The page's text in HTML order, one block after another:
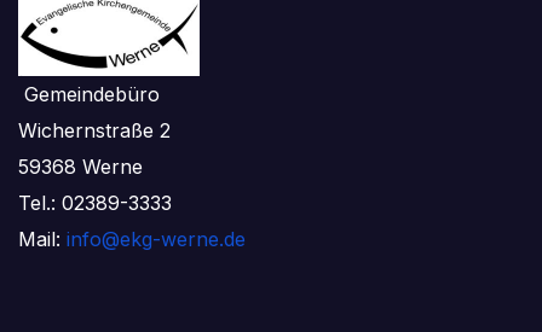
Gemeindebüro
Wichernstraße 2
59368 Werne
Tel.: 02389-3333
Mail: info@ekg-werne.de